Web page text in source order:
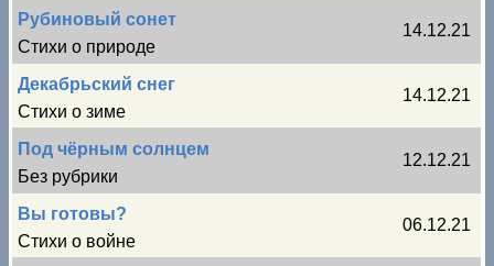
Рубиновый сонет
Стихи о природе
14.12.21
Декабрьский снег
Стихи о зиме
14.12.21
Под чёрным солнцем
Без рубрики
12.12.21
Вы готовы?
Стихи о войне
06.12.21